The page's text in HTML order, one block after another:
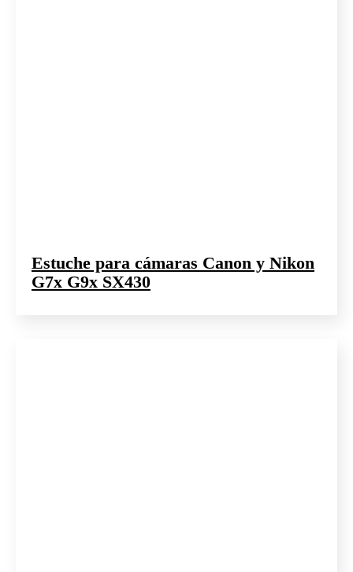
Estuche para cámaras Canon y Nikon
G7x G9x SX430